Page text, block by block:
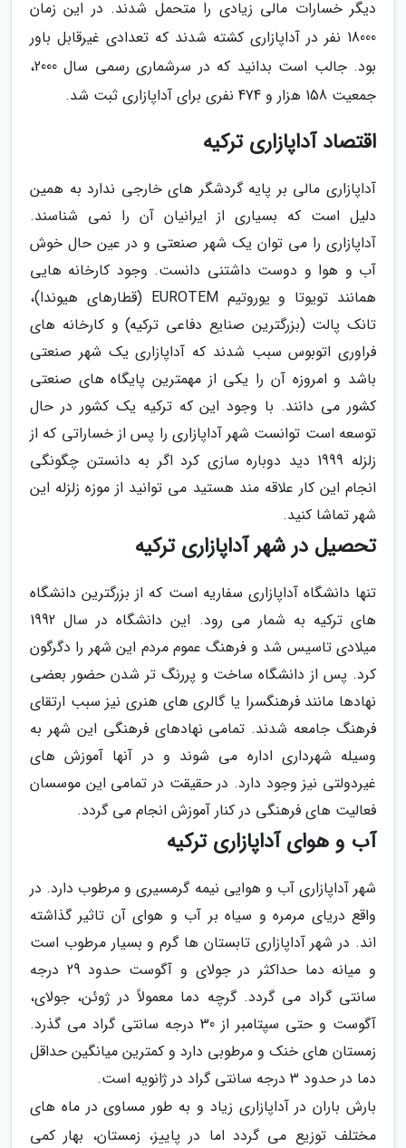
دیگر خسارات مالی زیادی را متحمل شدند. در این زمان
18000 نفر در آداپازاری کشته شدند که تعدادی غیرقابل باور
بود. جالب است بدانید که در سرشماری رسمی سال 2000،
جمعیت 158 هزار و 474 نفری برای آداپازاری ثبت شد.
اقتصاد آداپازاری ترکیه
آداپازاری مالی بر پایه گردشگر های خارجی ندارد به همین
دلیل است که بسیاری از ایرانیان آن را نمی شناسند.
آداپازاری را می توان یک شهر صنعتی و در عین حال خوش
آب و هوا و دوست داشتنی دانست. وجود کارخانه هایی
همانند تویوتا و یوروتیم EUROTEM (قطارهای هیوندا)،
تانک پالت (بزرگترین صنایع دفاعی ترکیه) و کارخانه های
فراوری اتوبوس سبب شدند که آداپازاری یک شهر صنعتی
باشد و امروزه آن را یکی از مهمترین پایگاه های صنعتی
کشور می دانند. با وجود این که ترکیه یک کشور در حال
توسعه است توانست شهر آداپازاری را پس از خساراتی که از
زلزله 1999 دید دوباره سازی کرد اگر به دانستن چگونگی
انجام این کار علاقه مند هستید می توانید از موزه زلزله این
شهر تماشا کنید.
تحصیل در شهر آداپازاری ترکیه
تنها دانشگاه آداپازاری سفاریه است که از بزرگترین دانشگاه
های ترکیه به شمار می رود. این دانشگاه در سال 1992
میلادی تاسیس شد و فرهنگ عموم مردم این شهر را دگرگون
کرد. پس از دانشگاه ساخت و پررنگ تر شدن حضور بعضی
نهادها مانند فرهنگسرا یا گالری های هنری نیز سبب ارتقای
فرهنگ جامعه شدند. تمامی نهادهای فرهنگی این شهر به
وسیله شهرداری اداره می شوند و در آنها آموزش های
غیردولتی نیز وجود دارد. در حقیقت در تمامی این موسسان
فعالیت های فرهنگی در کنار آموزش انجام می گردد.
آب و هوای آداپازاری ترکیه
شهر آداپازاری آب و هوایی نیمه گرمسیری و مرطوب دارد. در
واقع دریای مرمره و سیاه بر آب و هوای آن تاثیر گذاشته
اند. در شهر آداپازاری تابستان ها گرم و بسیار مرطوب است
و میانه دما حداکثر در جولای و آگوست حدود 29 درجه
سانتی گراد می گردد. گرچه دما معمولاً در ژوئن، جولای،
آگوست و حتی سپتامبر از 30 درجه سانتی گراد می گذرد.
زمستان های خنک و مرطوبی دارد و کمترین میانگین حداقل
دما در حدود 3 درجه سانتی گراد در ژانویه است.
بارش باران در آداپازاری زیاد و به طور مساوی در ماه های
مختلف توزیع می گردد اما در پاییز، زمستان، بهار کمی